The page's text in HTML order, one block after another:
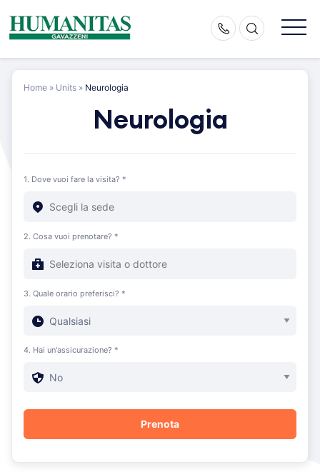
content
Home » Units » Neurologia
Neurologia
1. Dove vuoi fare la visita? *
2. Cosa vuoi prenotare? *
3. Quale orario preferisci? *
4. Hai un'assicurazione? *